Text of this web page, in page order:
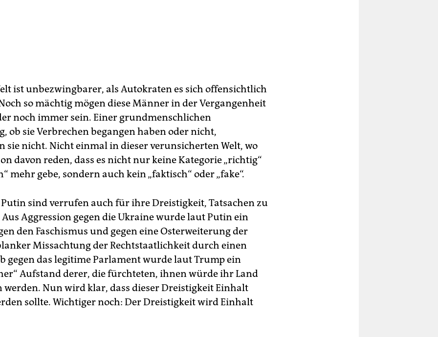
ist unbezwingbarer, als Autokraten es sich offensichtlich
so mächtig mögen diese Männer in der Vergangenheit
noch immer sein. Einer grundmenschlichen
ob sie Verbrechen begangen haben oder nicht,
sie nicht. Nicht einmal in dieser verunsicherten Welt, wo
davon reden, dass es nicht nur keine Kategorie „richtig“
mehr gebe, sondern auch kein „faktisch“ oder „fake“.
sind verrufen auch für ihre Dreistigkeit, Tatsachen zu
Aggression gegen die Ukraine wurde laut Putin ein
den Faschismus und gegen eine Osterweiterung der
Missachtung der Rechtstaatlichkeit durch einen
gegen das legitime Parlament wurde laut Trump ein
Aufstand derer, die fürchteten, ihnen würde ihr Land
werden. Nun wird klar, dass dieser Dreistigkeit Einhalt
sollte. Wichtiger noch: Der Dreistigkeit wird Einhalt